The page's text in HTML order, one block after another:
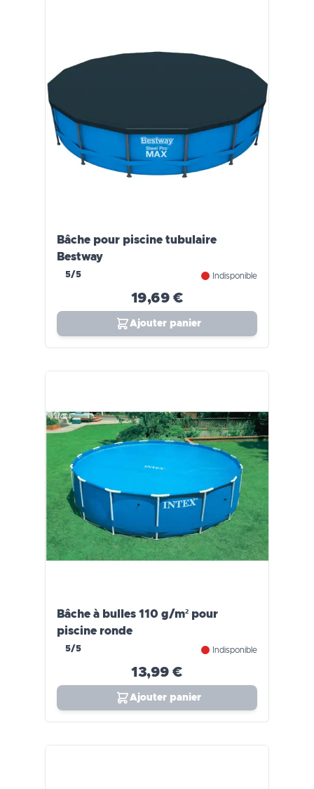
Bâche pour piscine tubulaire
Bestway
5/5 Indisponible
19,69 €
Ajouter panier
Bâche à bulles 110 g/m² pour
piscine ronde
5/5 Indisponible
13,99 €
Ajouter panier